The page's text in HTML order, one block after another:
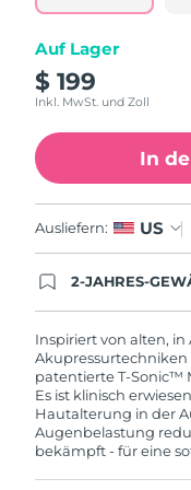
Auf Lager
$ 199
Inkl. MwSt. und Zoll
In
Ausliefern: US
2-JAHRES-
innerhalb eines
Beanstandung
solltest,
FOREO gratis
Inspiriert von alten, in
patentierte T-Sonic™
Es ist klinisch
Hautalterung in der
Augenbelastung
bekämpft - für eine
Taiwan
Thailand
Türkei
Vereinigte
Emirate
Vereinigtes
Königreich
Vereinigte
Usbekistan
Vietnam